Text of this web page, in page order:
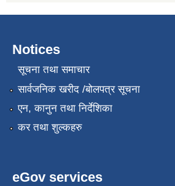
Notices
सूचना तथा समाचार
सार्वजनिक खरीद /बोलपत्र सूचना
एन, कानुन तथा निर्देशिका
कर तथा शुल्कहरु
eGov services